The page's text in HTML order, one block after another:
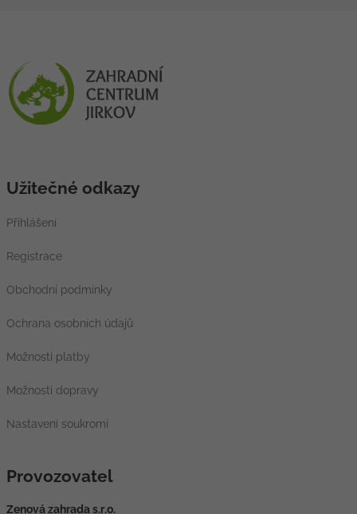
Užitečné odkazy
Přihlášení
Registrace
Obchodní podmínky
Ochrana osobních údajů
Možnosti platby
Možnosti dopravy
Nastavení soukromí
Provozovatel
Zenová zahrada s.r.o.